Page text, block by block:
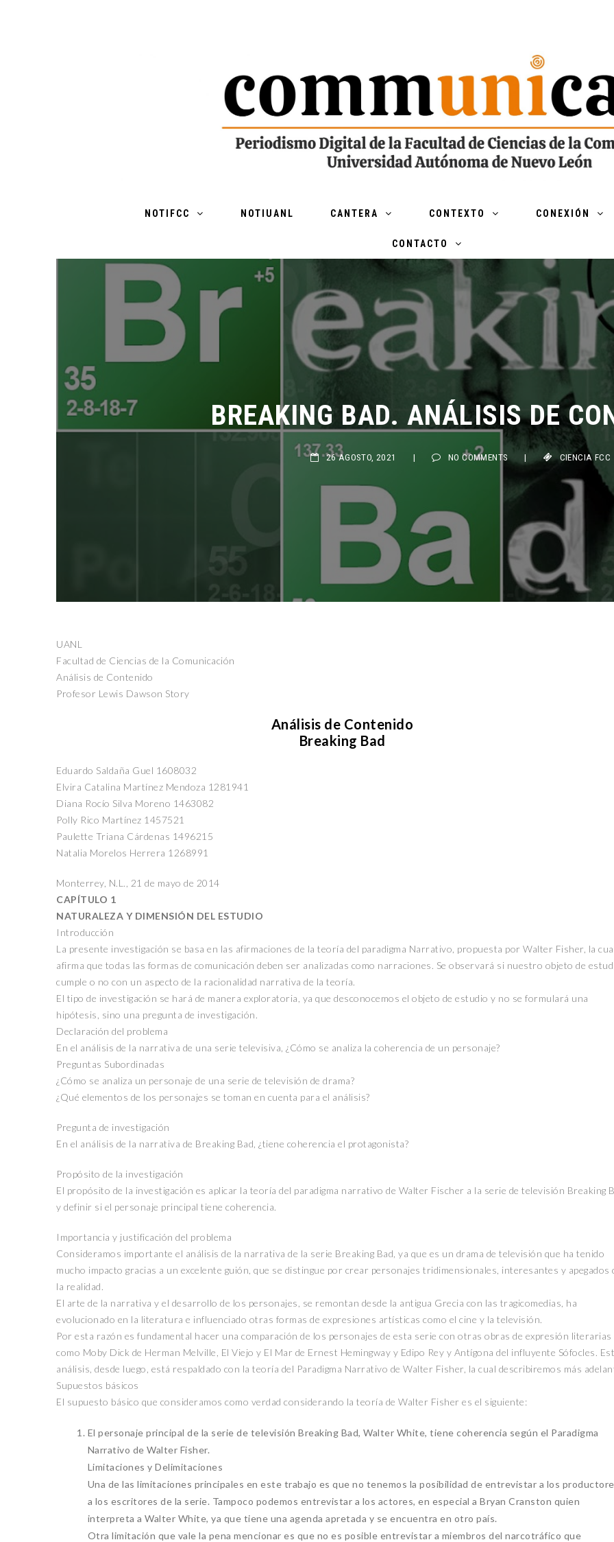
NOTIFCC NOTIUANL CANTERA CONTEXTO CONEXIÓN
CONTACTO
BREAKING BAD. ANÁLISIS DE
26 AGOSTO, 2021 NO COMMENTS | CIENCIA FCC
UANL
Facultad de Ciencias de la Comunicación
Análisis de Contenido
Profesor Lewis Dawson Story
Análisis de Contenido
Breaking Bad
Eduardo Saldaña Guel 1608032
Elvira Catalina Martínez Mendoza 1281941
Diana Rocío Silva Moreno 1463082
Polly Rico Martínez 1457521
Paulette Triana Cárdenas 1496215
Natalia Morelos Herrera 1268991
Monterrey, N.L., 21 de mayo de 2014
CAPÍTULO 1
NATURALEZA Y DIMENSIÓN DEL ESTUDIO
Introducción
La presente investigación se basa en las afirmaciones de la teoría del paradigma Narrativo, propuesta por Walter Fisher, la
afirma que todas las formas de comunicación deben ser analizadas como narraciones. Se observará si nuestro objeto de
cumple o no con un aspecto de la racionalidad narrativa de la teoría.
El tipo de investigación se hará de manera exploratoria, ya que desconocemos el objeto de estudio y no se formulará una
hipótesis, sino una pregunta de investigación.
Declaración del problema
En el análisis de la narrativa de una serie televisiva, ¿Cómo se analiza la coherencia de un personaje?
Preguntas Subordinadas
¿Cómo se analiza un personaje de una serie de televisión de drama?
¿Qué elementos de los personajes se toman en cuenta para el análisis?
Pregunta de investigación
En el análisis de la narrativa de Breaking Bad, ¿tiene coherencia el protagonista?
Propósito de la investigación
El propósito de la investigación es aplicar la teoría del paradigma narrativo de Walter Fischer a la serie de televisión Breaking
y definir si el personaje principal tiene coherencia.
Importancia y justificación del problema
Consideramos importante el análisis de la narrativa de la serie Breaking Bad, ya que es un drama de televisión que ha tenido
mucho impacto gracias a un excelente guión, que se distingue por crear personajes tridimensionales, interesantes y apegados
la realidad.
El arte de la narrativa y el desarrollo de los personajes, se remontan desde la antigua Grecia con las tragicomedias, ha
evolucionado en la literatura e influenciado otras formas de expresiones artísticas como el cine y la televisión.
Por esta razón es fundamental hacer una comparación de los personajes de esta serie con otras obras de expresión literarias
como Moby Dick de Herman Melville, El Viejo y El Mar de Ernest Hemingway y Edipo Rey y Antígona del influyente Sófocles.
análisis, desde luego, está respaldado con la teoría del Paradigma Narrativo de Walter Fisher, la cual describiremos más
Supuestos básicos
El supuesto básico que consideramos como verdad considerando la teoría de Walter Fisher es el siguiente:
El personaje principal de la serie de televisión Breaking Bad, Walter White, tiene coherencia según el Paradigma
Narrativo de Walter Fisher.
Limitaciones y Delimitaciones
Una de las limitaciones principales en este trabajo es que no tenemos la posibilidad de entrevistar a los
a los escritores de la serie. Tampoco podemos entrevistar a los actores, en especial a Bryan Cranston quien
interpreta a Walter White, ya que tiene una agenda apretada y se encuentra en otro país.
Otra limitación que vale la pena mencionar es que no es posible entrevistar a miembros del narcotráfico que
CANTERA
CASA INDI
14 noviembre, 2022 14 noviembre, 2022
ENTORNO VERDE
SELECCIONAN A GANADORES
DEL OCTAVO CONCURSO DE
FOTOGRAFÍA “EN LA MIRA DE
LA SUSTENTABILIDAD”
ENTORNO VERDE
ENTORNO VERDE Y ANIMALIA
MUERTOS FCC, UANL.
ENTORNO VERDE
SELECCIONAN A
DEL OCTAVO
LA